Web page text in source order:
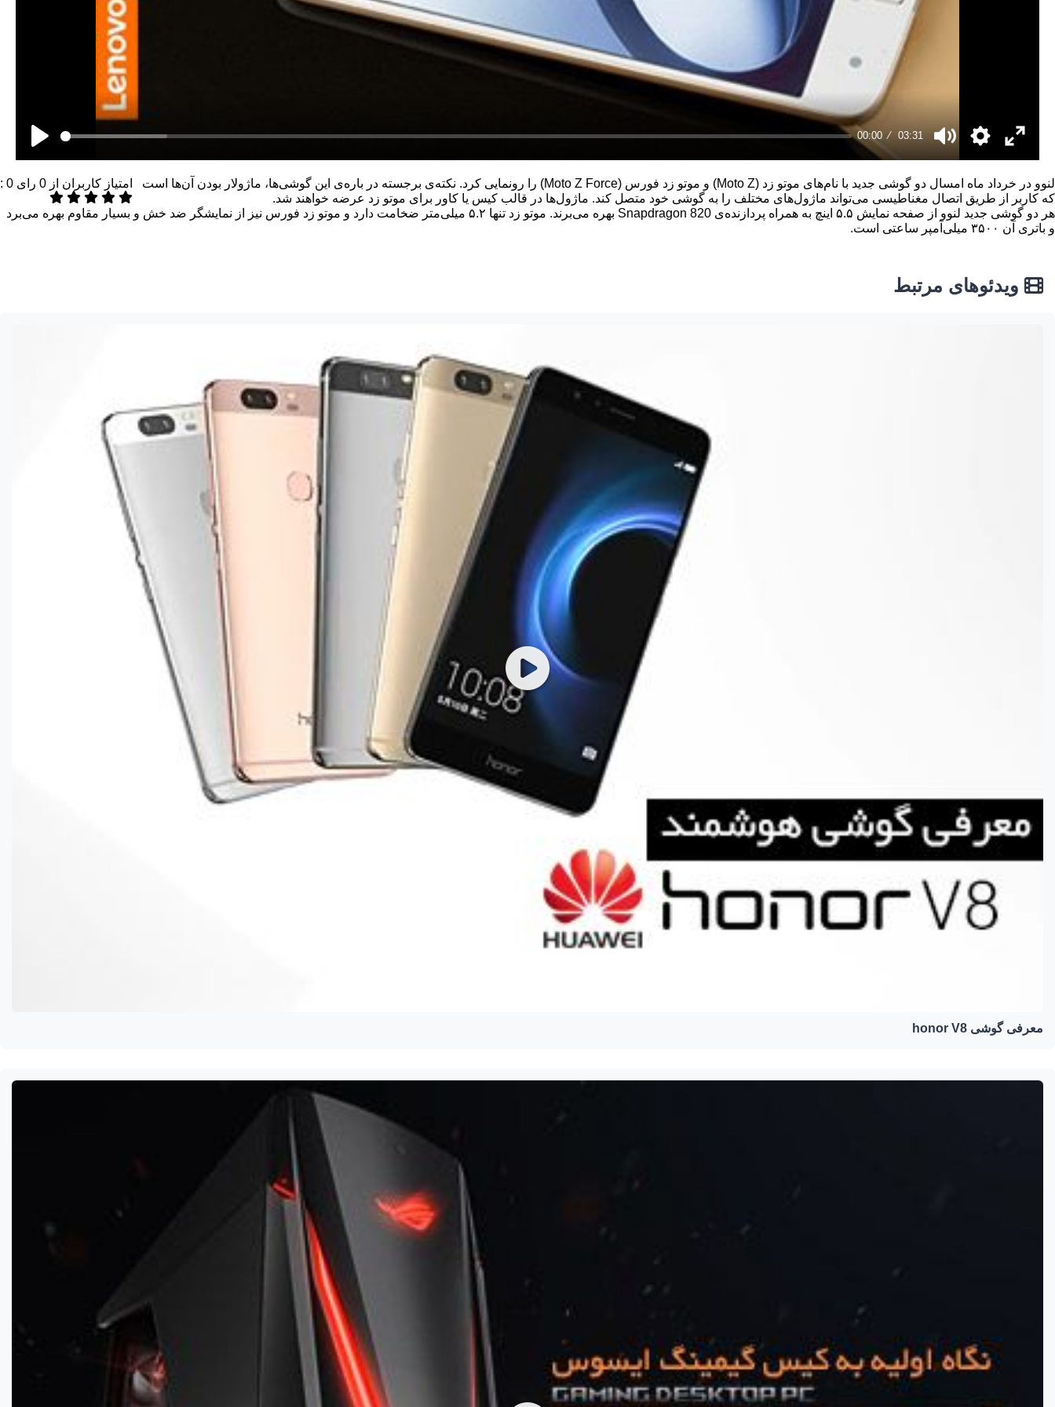
00:00 03:31
امتیاز کاربران از 0 رای 0
:
لنوو در خرداد ماه امسال دو گوشی جدید با نام‌های موتو زد (Moto Z) و موتو زد فورس (Moto Z Force) را رونمایی کرد. نکته‌ی برجسته در باره‌ی این گوشی‌ها، ماژولار بودن آن‌ها است
که کاربر از طریق اتصال مغناطیسی می‌تواند ماژول‌های مختلف را به گوشی خود متصل کند. ماژول‌ها در قالب کیس یا کاور برای موتو زد عرضه خواهند شد.
هر دو گوشی جدید لنوو از صفحه نمایش ۵.۵ اینچ به همراه پردازنده‌ی Snapdragon 820 بهره می‌برند. موتو زد تنها ۵.۲ میلی‌متر ضخامت دارد و موتو زد فورس نیز از نمایشگر ضد خش و بسیار مقاوم بهره می‌برد
و باتری آن ۳۵۰۰ میلی‌آمپر ساعتی است.
ویدئوهای مرتبط
معرفی گوشی honor V8